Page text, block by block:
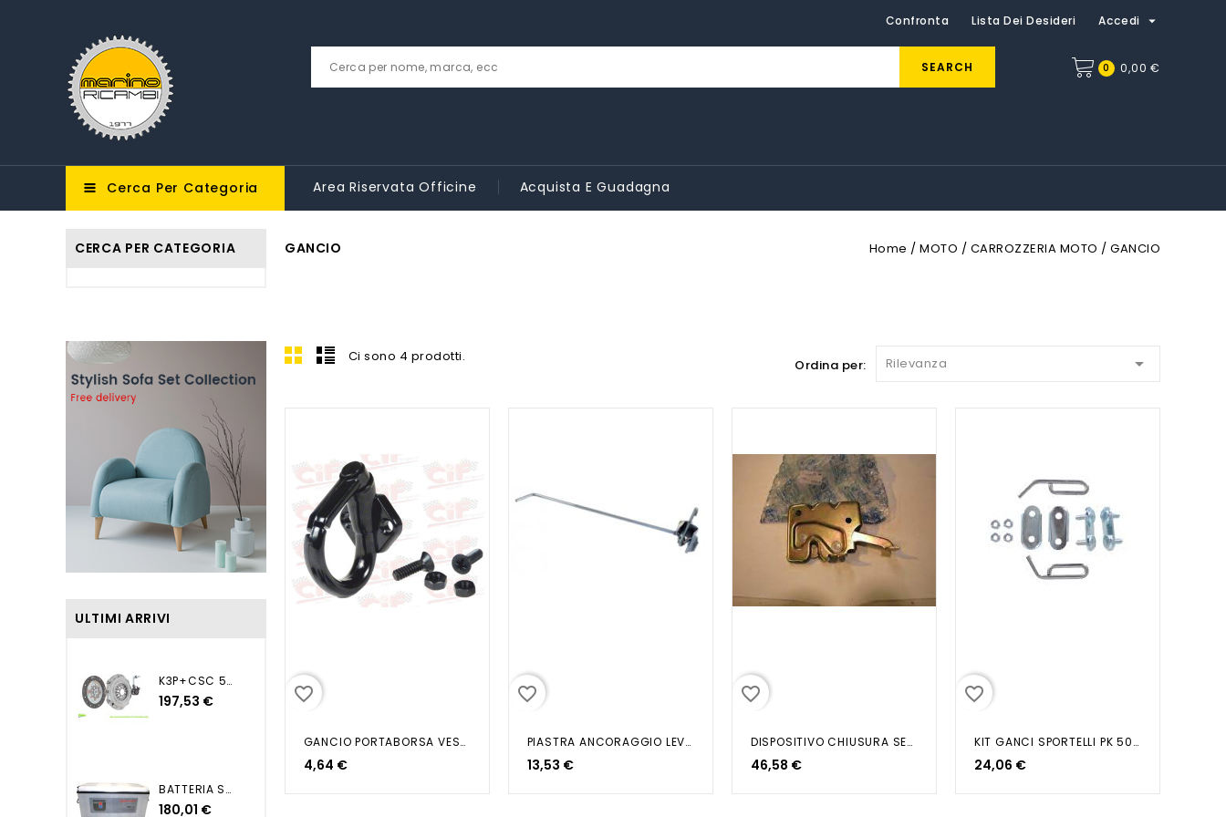
Accedi 
Lista Dei Desideri
Confronta
0 0,00 €
SEARCH
Cerca Per Categoria Area Riservata Officine Acquista E Guadagna
CERCA PER CATEGORIA
ULTIMI ARRIVI
K3P+CSC 500 PUNTO MITO...
197,53 €
BATTERIA SUPER HEAVY DUTY...
180,01 €
GANCIO Home MOTO CARROZZERIA MOTO GANCIO
Ci sono 4 prodotti.
Ordina per: Rilevanza 
favorite_border
GANCIO PORTABORSA VESPA 50 NERO
4,64 €
favorite_border
PIASTRA ANCORAGGIO LEVA...
13,53 €
favorite_border
DISPOSITIVO CHIUSURA SELLA NRG...
46,58 €
favorite_border
KIT GANCI SPORTELLI PK 50-125 S
24,06 €